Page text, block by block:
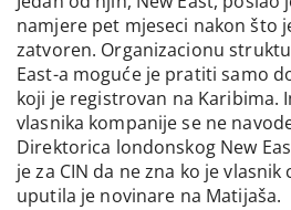
namjere pet mjeseci nakon što
zatvoren. Organizacionu
East-a moguće je pratiti samo
koji je registrovan na Karibima.
vlasnika kompanije se ne
Direktorica londonskog New
je za CIN da ne zna ko je
uputila je novinare na Matijaša.